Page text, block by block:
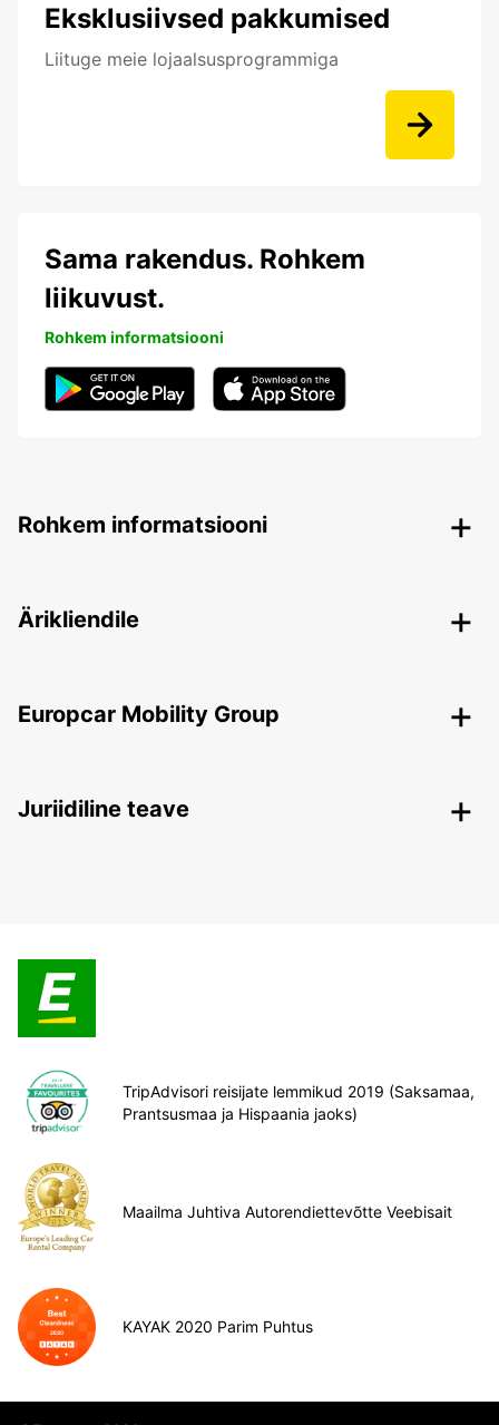
Eksklusiivsed pakkumised
Liituge meie lojaalsusprogrammiga
Sama rakendus. Rohkem
liikuvust.
Rohkem informatsiooni
Rohkem informatsiooni
Ärikliendile
Europcar Mobility Group
Juriidiline teave
TripAdvisori reisijate lemmikud 2019 (Saksamaa,
Prantsusmaa ja Hispaania jaoks)
Maailma Juhtiva Autorendiettevõtte Veebisait
KAYAK 2020 Parim Puhtus